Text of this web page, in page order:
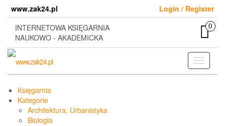
content
www.zak24.pl
Login / Register
INTERNETOWA KSIĘGARNIA
NAUKOWO - AKADEMICKA
0
Toggle
Księgarnia
Kategorie
Architektura, Urbanistyka
Biologia